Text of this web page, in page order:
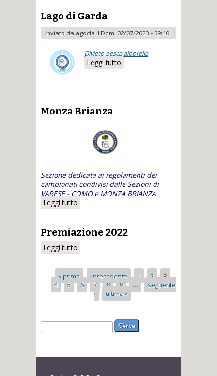
Lago di Garda
Inviato da agoclail Dom, 02/07/2023 - 09:40
Divieto pesca alborella
Leggi tutto
Monza Brianza
Sezione dedicata ai regolamenti dei
campionati condivisi dalle Sezioni di
VARESE - COMO e MONZA BRIANZA
Leggi tutto
Premiazione 2022
Leggi tutto
Pagine
« prima ‹ precedente 1 2
3
4
5 6 7 8 9 …
seguente
›
ultima »
Form di ricerca
Cerca